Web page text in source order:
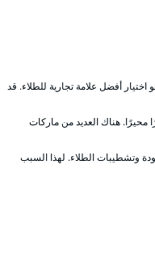
أفضل علامة تجارية للطلاء. قد
محيرًا. هناك العديد من ماركات
وتشطيبات الطلاء. لهذا السبب